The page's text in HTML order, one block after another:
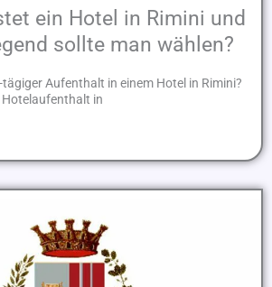
ein Hotel in Rimini und
sollte man wählen?
tägiger Aufenthalt in einem Hotel in Rimini?
Hotelaufenthalt in